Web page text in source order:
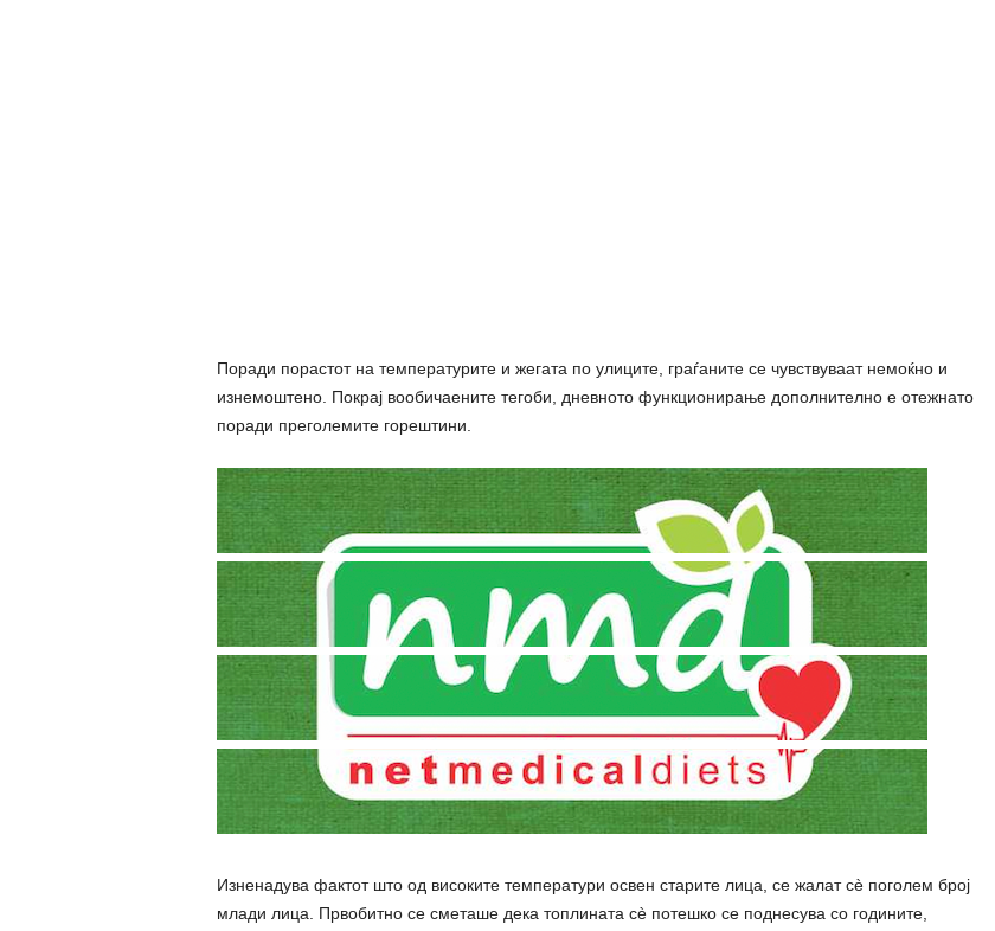
Поради порастот на температурите и жегата по улиците, граѓаните се чувствуваат немоќно и
изнемоштено. Покрај вообичаените тегоби, дневното функционирање дополнително е отежнато
поради преголемите гоpештини.
Изненадува фактот што од високите температури освен старите лица, се жалат сè поголем број
млади лица. Првобитно се сметаше дека топлината сè потешко се поднесува со годините,